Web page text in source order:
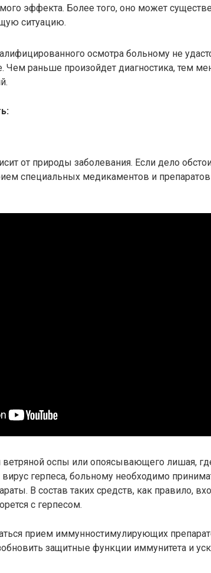
эффекта. Более того, оно может
ситуацию.
осмотра больному не
Чем раньше произойдет диагностика, тем
от природы заболевания. Если дело
специальных медикаментов и
ветряной оспы или опоясывающего лишая,
вирус герпеса, больному необходимо
В состав таких средств, как правило,
с герпесом.
прием иммунностимулирующих
защитные функции иммунитета и